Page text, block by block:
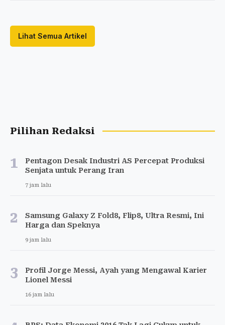
Lihat Semua Artikel
Pilihan Redaksi
1
Pentagon Desak Industri AS Percepat Produksi
Senjata untuk Perang Iran
7 jam lalu
2
Samsung Galaxy Z Fold8, Flip8, Ultra Resmi, Ini
Harga dan Speknya
9 jam lalu
3
Profil Jorge Messi, Ayah yang Mengawal Karier
Lionel Messi
16 jam lalu